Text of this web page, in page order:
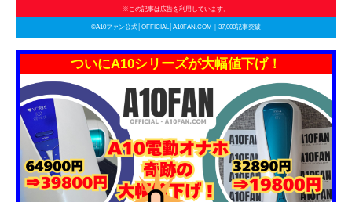
※この記事は広告を利用しています。
©A10ファン公式│OFFICIAL│A10FAN.COM｜37,000記事突破
ついにA10シリーズが大幅値下げ！